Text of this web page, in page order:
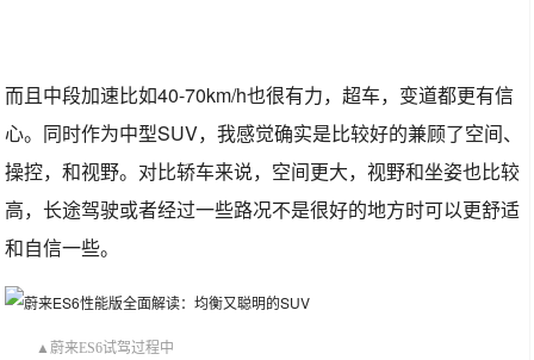
而且中段加速比如40-70km/h也很有力，超车，变道都更有信
心。同时作为中型SUV，我感觉确实是比较好的兼顾了空间、
操控，和视野。对比轿车来说，空间更大，视野和坐姿也比较
高，长途驾驶或者经过一些路况不是很好的地方时可以更舒适
和自信一些。
▲蔚来ES6试驾过程中